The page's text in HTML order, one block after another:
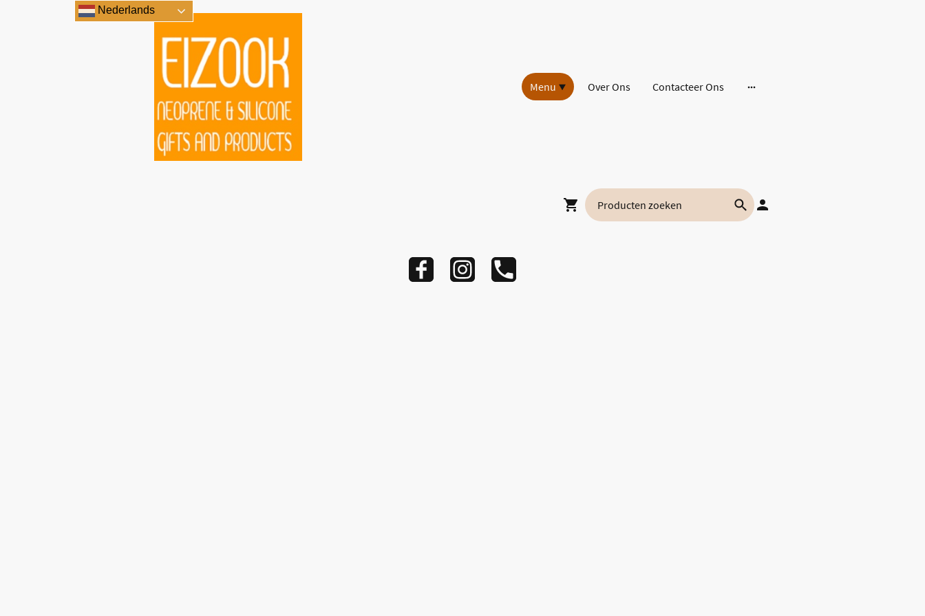
Menu Over Ons Contacteer Ons
Nederlands